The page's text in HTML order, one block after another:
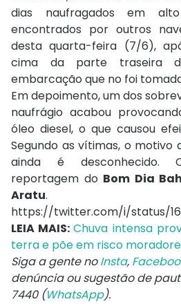
dias naufragados em
encontrados por outros
desta quarta-feira (7/6),
cima da parte traseira
embarcação que no foi
Em depoimento, um dos
naufrágio acabou
óleo diesel, o que causou
Segundo as vítimas, o motivo
ainda é desconhecido.
reportagem do Bom Dia
Aratu.
https://twitter.com/i/status/
LEIA MAIS:Chuva intensa
terra e põe em risco
Siga a gente noInsta,
denúncia ou sugestão de
7440 (WhatsApp).